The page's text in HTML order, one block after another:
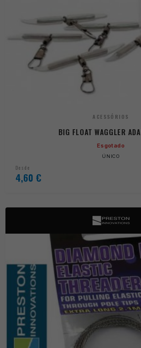
ACESSÓRIOS
BIG FLOAT WAGGLER
Esgotado
ÚNICO
Desde
4,60 €